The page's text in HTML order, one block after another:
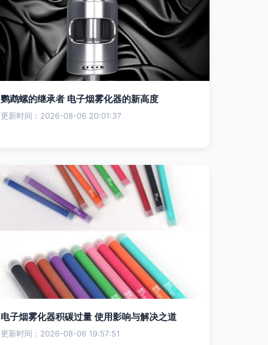
鹦鹉螺的继承者 电子烟雾化器的新高度
更新时间：2026-08-06 20:01:37
电子烟雾化器积碳过量 使用影响与解决之道
更新时间：2026-08-06 19:57:51